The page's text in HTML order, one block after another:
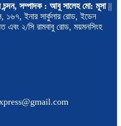
সম্পাদক : আবু সালেহ মো: মূসা||
১৬৭, ইনার সার্কুলার রোড, ইডেন
এবং ২/সি রামবাবু রোড, ময়মনসিংহ